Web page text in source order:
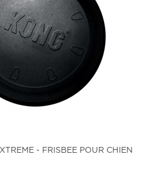
- FRISBEE POUR CHIEN